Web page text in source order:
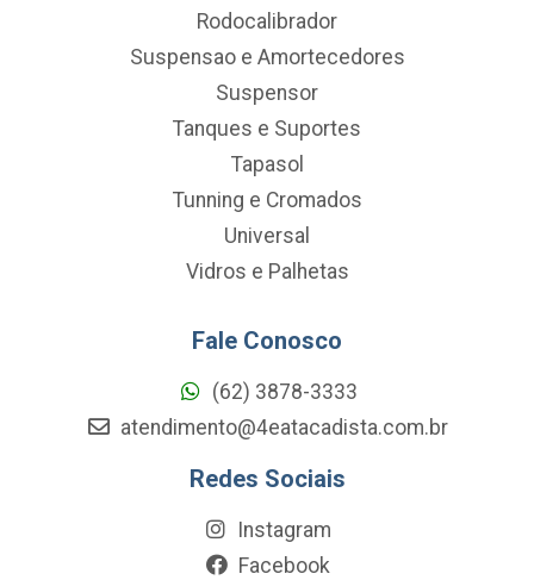
Rodocalibrador
Suspensao e Amortecedores
Suspensor
Tanques e Suportes
Tapasol
Tunning e Cromados
Universal
Vidros e Palhetas
Fale Conosco
(62) 3878-3333
atendimento@4eatacadista.com.br
Redes Sociais
Instagram
Facebook